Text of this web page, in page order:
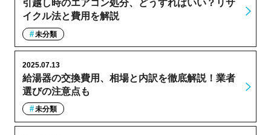
引越し時のエアコン処分、どうすればいい？リサ
イクル法と費用を解説
未分類
給湯器の交換費用、相場と内訳を徹底解説！業者
選びの注意点も
2025.07.13
未分類